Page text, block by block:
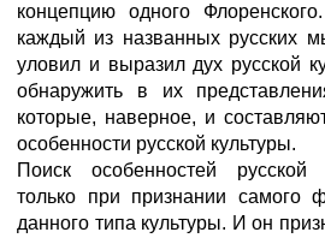
концепцию одного
каждый из названных русских
уловил и выразил дух русской
обнаружить в их
которые, наверное, и
особенности русской культуры.
Поиск особенностей русской
только при признании самого
данного типа культуры. И он